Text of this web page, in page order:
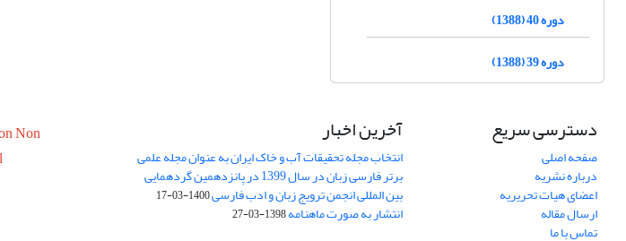
دوره 40 (1388)
دوره 39 (1388)
دسترسی سریع
صفحه اصلی
درباره نشریه
اعضای هیات تحریریه
ارسال مقاله
تماس با ما
آخرین اخبار
انتخاب مجله تحقیقات آب و خاک ایران به عنوان مجله علمی
برتر فارسی زبان در سال 1399 در پانزدهمین گردهمایی
بین المللی انجمن ترویج زبان و ادب فارسی1400-03-17
انتشار به صورت ماهنامه1398-03-27
Non